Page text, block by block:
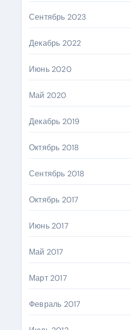
Сентябрь 2023
Декабрь 2022
Июнь 2020
Май 2020
Декабрь 2019
Октябрь 2018
Сентябрь 2018
Октябрь 2017
Июнь 2017
Май 2017
Март 2017
Февраль 2017